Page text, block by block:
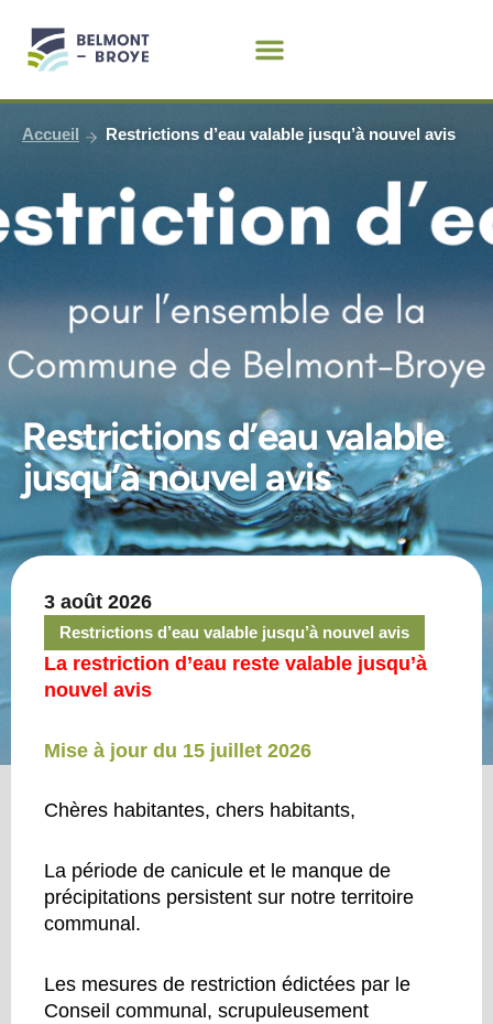
contenu
Accueil Restrictions d’eau valable jusqu’à nouvel avis
Restrictions d’eau valable
jusqu’à nouvel avis
3 août 2026
Restrictions d’eau valable jusqu’à nouvel avis
La restriction d’eau reste valable jusqu’à
nouvel avis
Mise à jour du 15 juillet 2026
Chères habitantes, chers habitants,
La période de canicule et le manque de
précipitations persistent sur notre territoire
communal.
Les mesures de restriction édictées par le
Conseil communal, scrupuleusement